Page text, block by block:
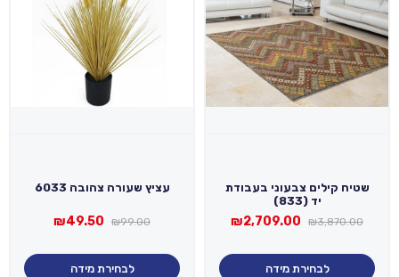
שטיח קילים צבעוני בעבודת
יד (833)
₪3,870.00
המחיר
היה:
₪3,870.00.
₪2,709.00
המחיר
הוא:
₪2,709.00.
לבחירת מידה
עציץ שעורה צהובה 6033
₪99.00
המחיר
היה:
₪99.00.
₪49.50
המחיר
הוא:
₪49.50.
לבחירת מידה